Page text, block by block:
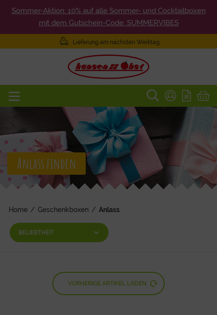
Sommer-Aktion: 10% auf alle Sommer- und Cocktailboxen
mit dem Gutschein-Code: SUMMERVIBES
Lieferung am nächsten Werktag
Anlass finden
Home / Geschenkboxen / Anlass
VORHERIGE ARTIKEL LADEN